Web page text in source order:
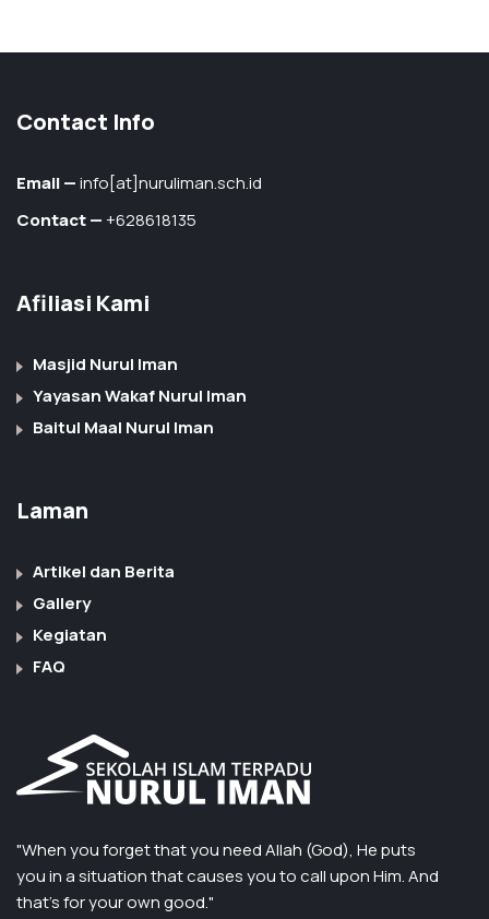
Contact Info
Email —info[at]nuruliman.sch.id
Contact —+628618135
Afiliasi Kami
Masjid Nurul Iman
Yayasan Wakaf Nurul Iman
Baitul Maal Nurul Iman
Laman
Artikel dan Berita
Gallery
Kegiatan
FAQ
"When you forget that you need Allah (God), He puts
you in a situation that causes you to call upon Him. And
that’s for your own good."